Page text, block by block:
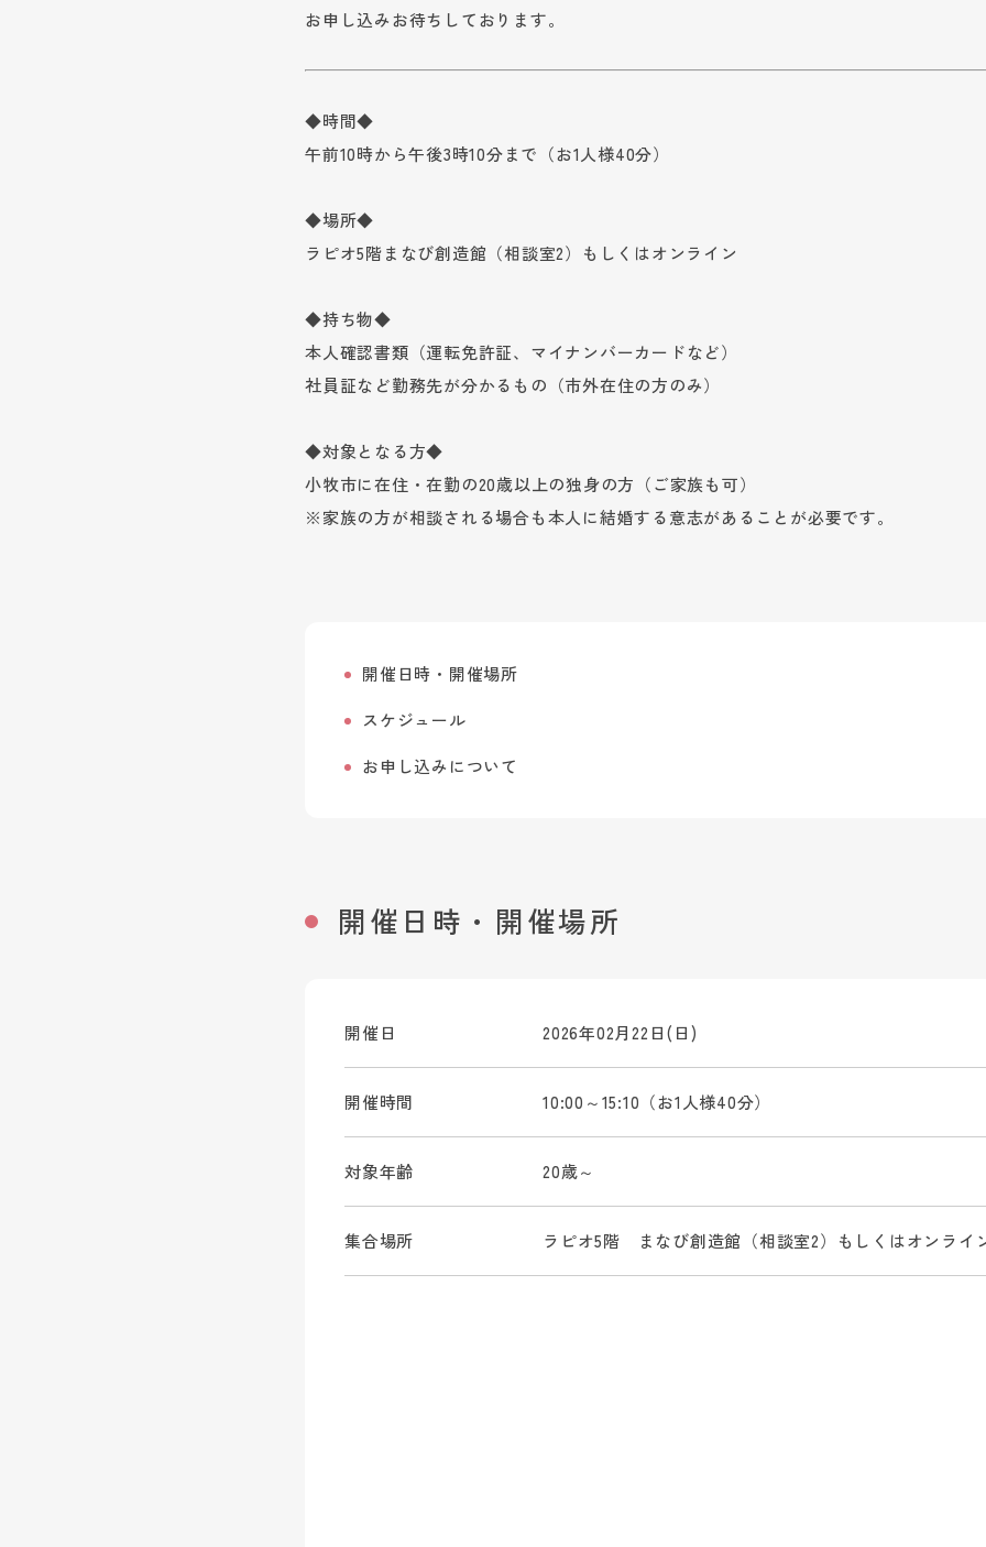
お申し込みお待ちしております。
◆時間◆
午前10時から午後3時10分まで（お1人様40分）
◆場所◆
ラピオ5階まなび創造館（相談室2）もしくはオンライン
◆持ち物◆
本人確認書類（運転免許証、マイナンバーカードなど）
社員証など勤務先が分かるもの（市外在住の方のみ）
◆対象となる方◆
小牧市に在住・在勤の20歳以上の独身の方（ご家族も可）
※家族の方が相談される場合も本人に結婚する意志があることが必要です。
開催日時・開催場所
スケジュール
お申し込みについて
開催日時・開催場所
開催日 2026年02月22日(日)
開催時間 10:00～15:10（お1人様40分）
対象年齢 20歳～
集合場所 ラピオ5階 まなび創造館（相談室2）もしくはオンライ